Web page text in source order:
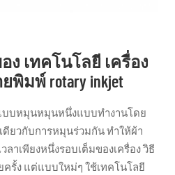
ง เทคโนโลยี เครื่อง
มพ์ rotary inkjet
บหมุนหมุนหนึ่งแบบทํางานโดย
ยวกับการหมุนร่วมกัน ทําให้ผ้า
าเพียงหนึ่งรอบเต็มของเครื่อง วิธี
รั้ง แต่แบบใหม่ๆ ใช้เทคโนโลยี